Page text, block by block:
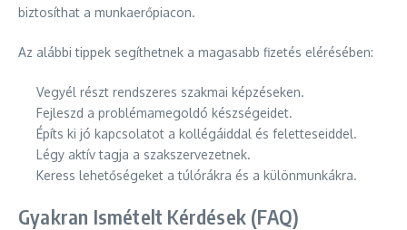
biztosíthat a munkaerőpiacon.
Az alábbi tippek segíthetnek a magasabb fizetés elérésében:
Vegyél részt rendszeres szakmai képzéseken.
Fejleszd a problémamegoldó készségeidet.
Építs ki jó kapcsolatot a kollégáiddal és feletteseiddel.
Légy aktív tagja a szakszervezetnek.
Keress lehetőségeket a túlórákra és a különmunkákra.
Gyakran Ismételt Kérdések (FAQ)